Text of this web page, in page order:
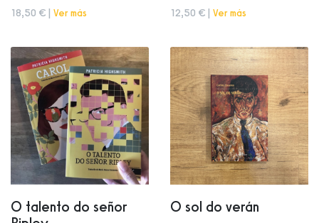
18,50 € | Ver más 12,50 € | Ver más
O talento do señor
O sol do verán